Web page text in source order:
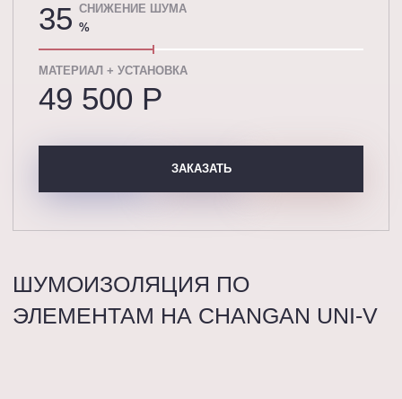
35 СНИЖЕНИЕ ШУМА
%
МАТЕРИАЛ + УСТАНОВКА
49 500 P
ЗАКАЗАТЬ
ШУМОИЗОЛЯЦИЯ ПО
ЭЛЕМЕНТАМ НА CHANGAN UNI-V